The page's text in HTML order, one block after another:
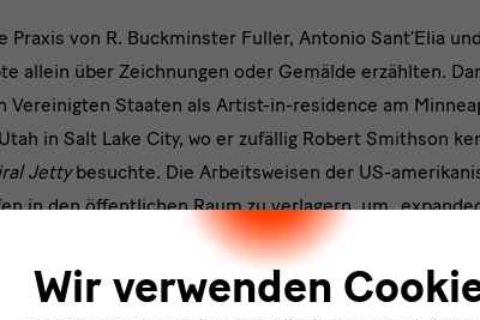
von R. Buckminster Fuller, Antonio Sant’Elia
allein über Zeichnungen oder Gemälde erzählten.
Vereinigten Staaten als Artist-in-residence am
in Salt Lake City, wo er zufällig Robert Smithson
Jettybesuchte. Die Arbeitsweisen der US-
in den öffentlichen Raum zu verlagern, um
typo3/#_ftn1
– ‚erweiterte Arbeiten‘ – zu
verschmolzen, stimulierten Pettenas
Wir verwenden